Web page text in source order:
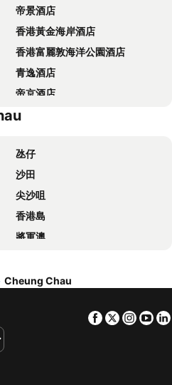
帝景酒店
香港黃金海岸酒店
香港富麗敦海洋公園酒店
青逸酒店
帝京酒店
歷山酒店
富豪機場酒店
仕德福酒店
Hotel Ease Access Tsuen Wan
香港銅鑼灣迷你酒店
長洲華威酒店
The Cityview
氹仔
沙田
尖沙咀
香港島
將軍澳
南山區
Cheung Chau
Facebook
Twitter